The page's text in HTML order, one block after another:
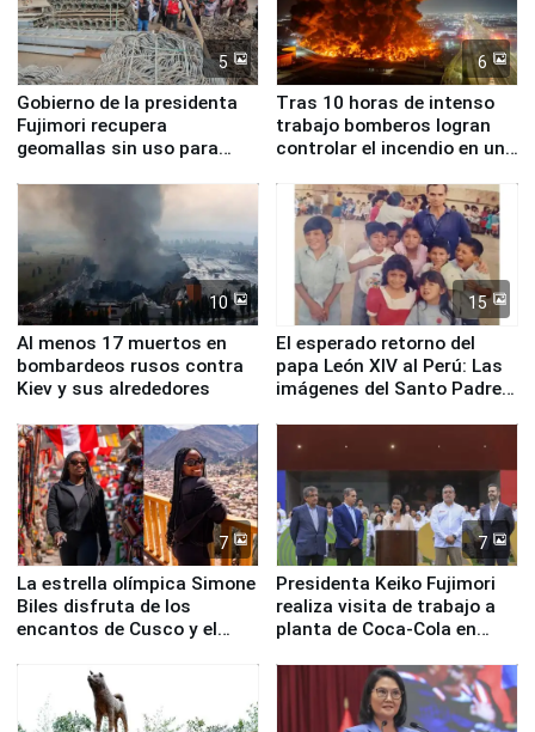
5
Gobierno de la presidenta
Fujimori recupera
geomallas sin uso para
Fenómeno El Niño
6
Tras 10 horas de intenso
trabajo bomberos logran
controlar el incendio en una
de Chile
10
Al menos 17 muertos en
bombardeos rusos contra
Kiev y sus alrededores
15
El esperado retorno del
papa León XIV al Perú: Las
imágenes del Santo Padre
7
La estrella olímpica Simone
Biles disfruta de los
encantos de Cusco y el
7
Presidenta Keiko Fujimori
realiza visita de trabajo a
planta de Coca-Cola en